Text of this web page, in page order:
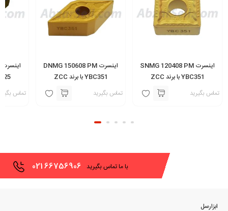
اینسرت SNMG 120408 PM
YBC351 با برند ZCC
تماس بگیرید
اینسرت DNMG 150608 PM
YBC351 با برند ZCC
تماس بگیرید
4225 با برند
تماس
66756906
021 با ما تماس بگیرید
ابزارسل